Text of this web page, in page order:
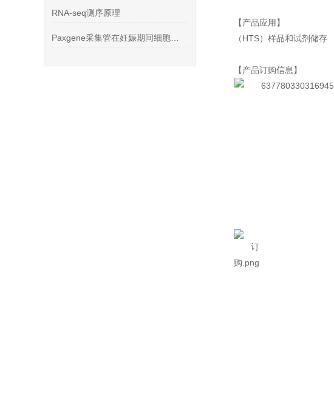
RNA-seq测序原理
【产品应用】
（HTS）样品和试剂储存
【产品订购信息】